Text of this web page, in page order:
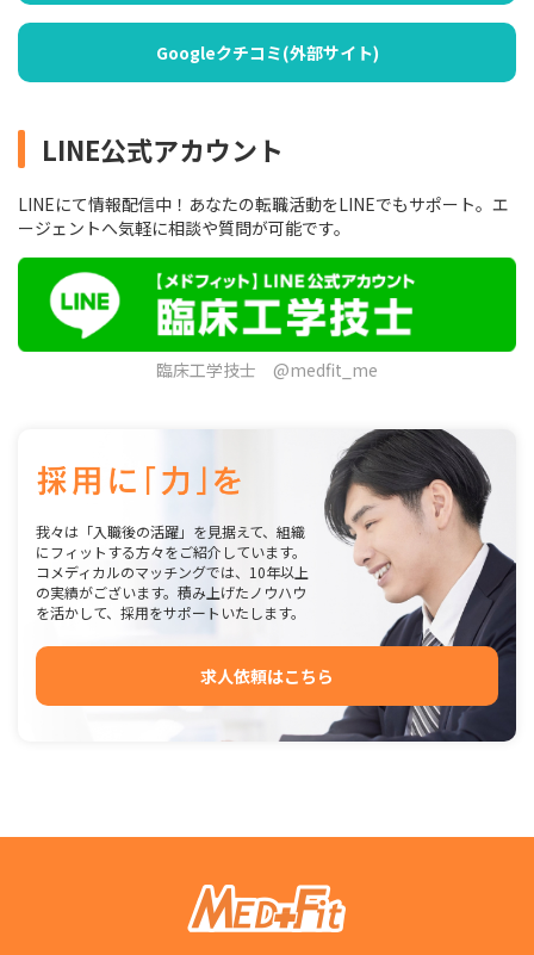
Googleクチコミ(外部サイト)
LINE公式アカウント
LINEにて情報配信中！あなたの転職活動をLINEでもサポート。エ
ージェントへ気軽に相談や質問が可能です。
臨床工学技士 @medfit_me
我々は「入職後の活躍」を見据えて、組織
にフィットする方々をご紹介しています。
コメディカルのマッチングでは、10年以上
の実績がございます。積み上げたノウハウ
を活かして、採用をサポートいたします。
求人依頼はこちら